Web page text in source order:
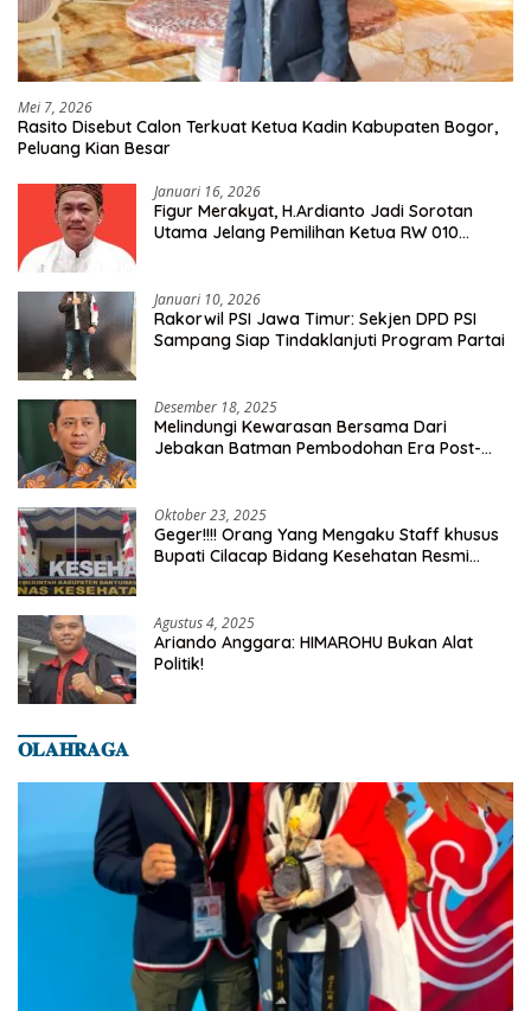
Mei 7, 2026
Rasito Disebut Calon Terkuat Ketua Kadin Kabupaten Bogor,
Peluang Kian Besar
Januari 16, 2026
Figur Merakyat, H.Ardianto Jadi Sorotan
Utama Jelang Pemilihan Ketua RW 010
Januari 10, 2026
Rakorwil PSI Jawa Timur: Sekjen DPD PSI
Sampang Siap Tindaklanjuti Program Partai
Desember 18, 2025
Melindungi Kewarasan Bersama Dari
Jebakan Batman Pembodohan Era Post-
Oktober 23, 2025
Geger!!!! Orang Yang Mengaku Staff khusus
Bupati Cilacap Bidang Kesehatan Resmi
Agustus 4, 2025
Ariando Anggara: HIMAROHU Bukan Alat
Politik!
𝐎𝐋𝐀𝐇𝐑𝐀𝐆𝐀